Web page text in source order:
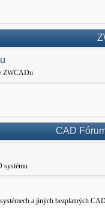
ZWCADu
CAD
systému
a jiných bezplatných